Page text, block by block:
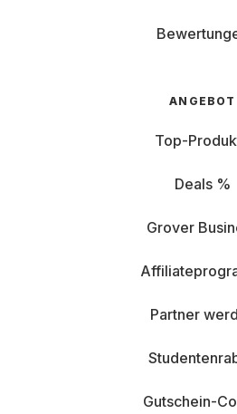
ANGEBOT
Top-
Deals %
Grover
Partner
Gutschein-